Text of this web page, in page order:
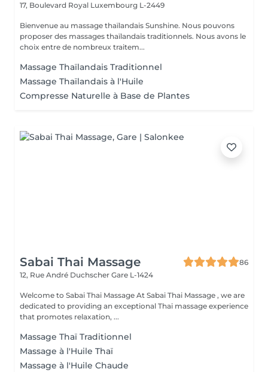
17, Boulevard Royal Luxembourg L-2449
Bienvenue au massage thaïlandais Sunshine. Nous pouvons
proposer des massages thaïlandais traditionnels. Nous avons le
choix entre de nombreux traitem...
Massage Thaïlandais Traditionnel
Massage Thaïlandais à l'Huile
Compresse Naturelle à Base de Plantes
Sabai Thai Massage
86
12, Rue André Duchscher Gare L-1424
Welcome to Sabai Thai Massage At Sabai Thai Massage , we are
dedicated to providing an exceptional Thai massage experience
that promotes relaxation, ...
Massage Thaï Traditionnel
Massage à l'Huile Thaï
Massage à l'Huile Chaude